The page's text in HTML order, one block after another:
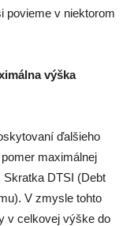
povieme v niektorom
výška
ďalšieho
maximálnej
DTSI (Debt
V zmysle tohto
v celkovej výške do